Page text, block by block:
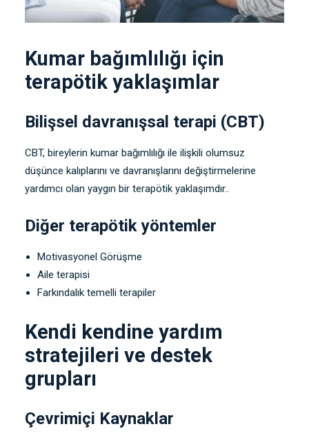
Kumar bağımlılığı için
terapötik yaklaşımlar
Bilişsel davranışsal terapi (CBT)
CBT, bireylerin kumar bağımlılığı ile ilişkili olumsuz
düşünce kalıplarını ve davranışlarını değiştirmelerine
yardımcı olan yaygın bir terapötik yaklaşımdır..
Diğer terapötik yöntemler
Motivasyonel Görüşme
Aile terapisi
Farkındalık temelli terapiler
Kendi kendine yardım
stratejileri ve destek
grupları
Çevrimiçi Kaynaklar